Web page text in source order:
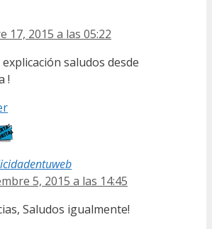
17, 2015 a las 05:22
explicación saludos desde
!
5, 2015 a las 14:45
Saludos igualmente!